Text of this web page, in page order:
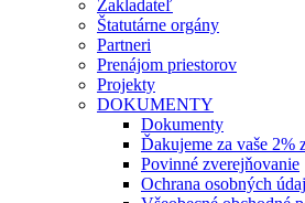
Zakladateľ
Štatutárne orgány
Partneri
Prenájom priestorov
Projekty
DOKUMENTY
Dokumenty
Ďakujeme za vaše 2%
Povinné zverejňovanie
Ochrana osobných